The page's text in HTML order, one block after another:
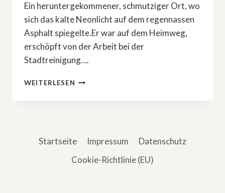
Ein heruntergekommener, schmutziger Ort, wo
sich das kalte Neonlicht auf dem regennassen
Asphalt spiegelte.Er war auf dem Heimweg,
erschöpft von der Arbeit bei der
Stadtreinigung….
WEITERLESEN DAS
DAS
Startseite Impressum
Datenschutz
Cookie-Richtlinie (EU)